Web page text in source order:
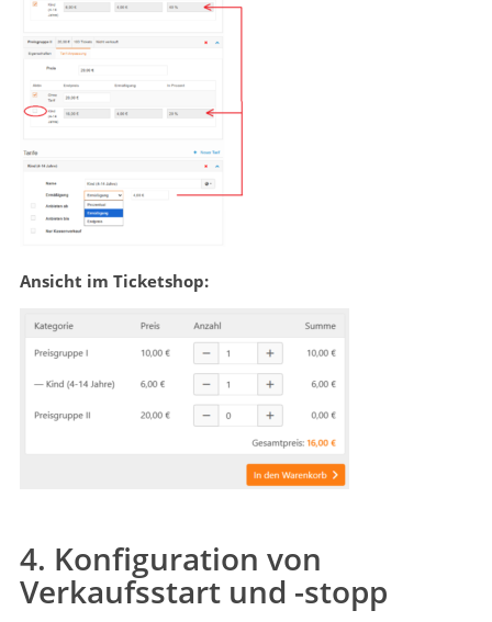
Ansicht im Ticketshop:
4. Konfiguration von
Verkaufsstart und -stopp